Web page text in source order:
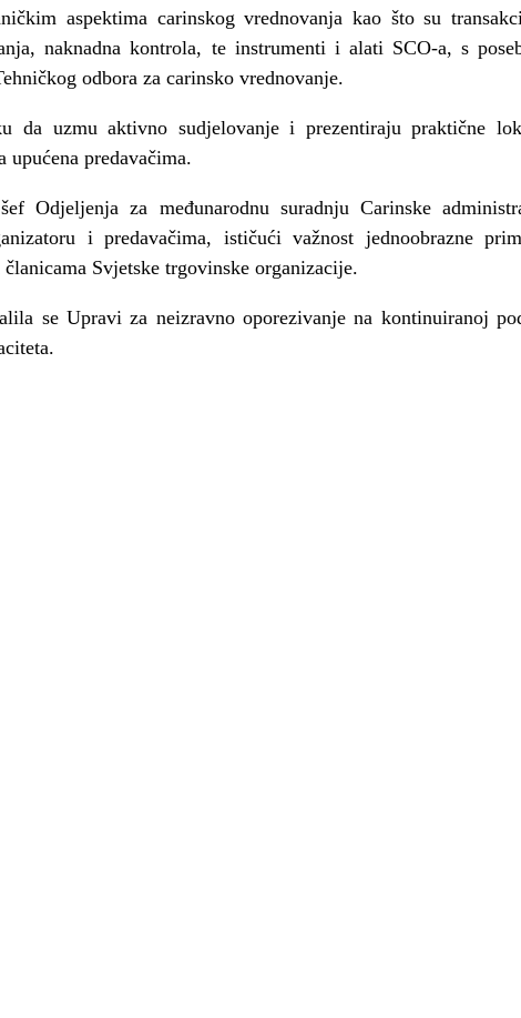
aspektima carinskog vrednovanja kao što su
naknadna kontrola, te instrumenti i alati SCO-a, s
odbora za carinsko vrednovanje.
uzmu aktivno sudjelovanje i prezentiraju praktične
predavačima.
Odjeljenja za međunarodnu suradnju Carinske
i predavačima, ističući važnost jednoobrazne
Svjetske trgovinske organizacije.
se Upravi za neizravno oporezivanje na kontinuiranoj